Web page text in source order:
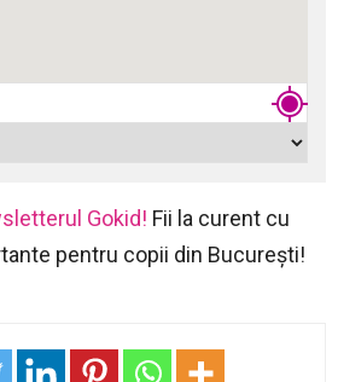
Gokid! Fii la curent cu
pentru copii din București!